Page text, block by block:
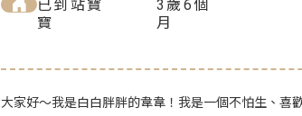
已到站寶
寶
3歲6個
月
大家好～我是白白胖胖的韋韋！我是一個不怕生、喜